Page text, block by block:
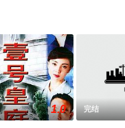
解。
1.0 完结